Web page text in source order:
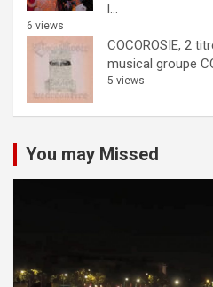
l...
6 views
COCOROSIE, 2
musical groupe
5 views
You may Missed